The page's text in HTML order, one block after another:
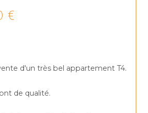
€
d'un très bel appartement T4.
de qualité.